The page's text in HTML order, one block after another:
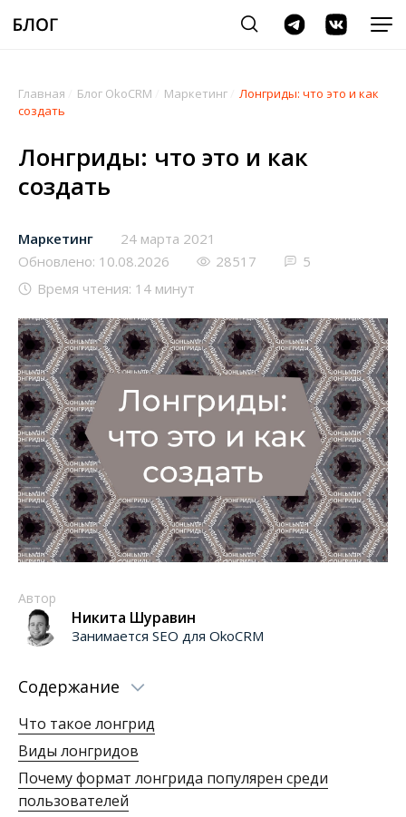
Главная Блог OkoCRM Маркетинг
Лонгриды: что это и как
создать
Лонгриды: что это и как
создать
Маркетинг
24 марта 2021
Обновлено: 10.08.2026
28517
5
Время чтения: 14 минут
Автор
Никита Шуравин
Занимается SEO для OkoCRM
Содержание
Что такое лонгрид
Виды лонгридов
Почему формат лонгрида популярен среди
пользователей